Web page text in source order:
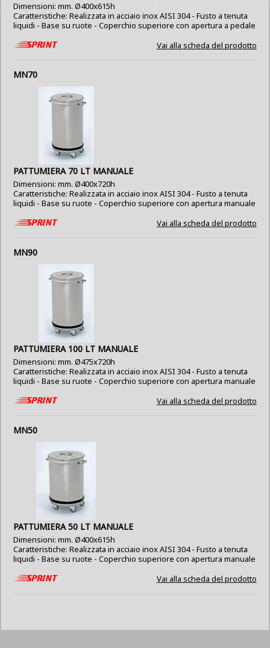
Dimensioni: mm. Ø400x615h
Caratteristiche: Realizzata in acciaio inox AISI 304 - Fusto a tenuta
liquidi - Base su ruote - Coperchio superiore con apertura a pedale
Vai alla scheda del prodotto
MN70
PATTUMIERA 70 LT MANUALE
Dimensioni: mm. Ø400x720h
Caratteristiche: Realizzata in acciaio inox AISI 304 - Fusto a tenuta
liquidi - Base su ruote - Coperchio superiore con apertura manuale
Vai alla scheda del prodotto
MN90
PATTUMIERA 100 LT MANUALE
Dimensioni: mm. Ø475x720h
Caratteristiche: Realizzata in acciaio inox AISI 304 - Fusto a tenuta
liquidi - Base su ruote - Coperchio superiore con apertura manuale
Vai alla scheda del prodotto
MN50
PATTUMIERA 50 LT MANUALE
Dimensioni: mm. Ø400x615h
Caratteristiche: Realizzata in acciaio inox AISI 304 - Fusto a tenuta
liquidi - Base su ruote - Coperchio superiore con apertura manuale
Vai alla scheda del prodotto